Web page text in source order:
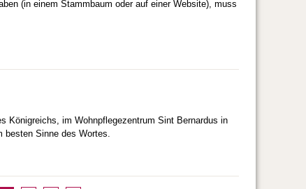
(in einem Stammbaum oder auf einer Website), muss
Königreichs, im Wohnpflegezentrum Sint Bernardus in
Sinne des Wortes.